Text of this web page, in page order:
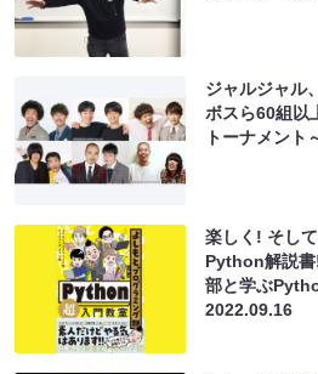
ジャルジャル
ボスら60組以
トーナメン
楽しく! そし
Python解説書
部と学ぶ
2022.09.16